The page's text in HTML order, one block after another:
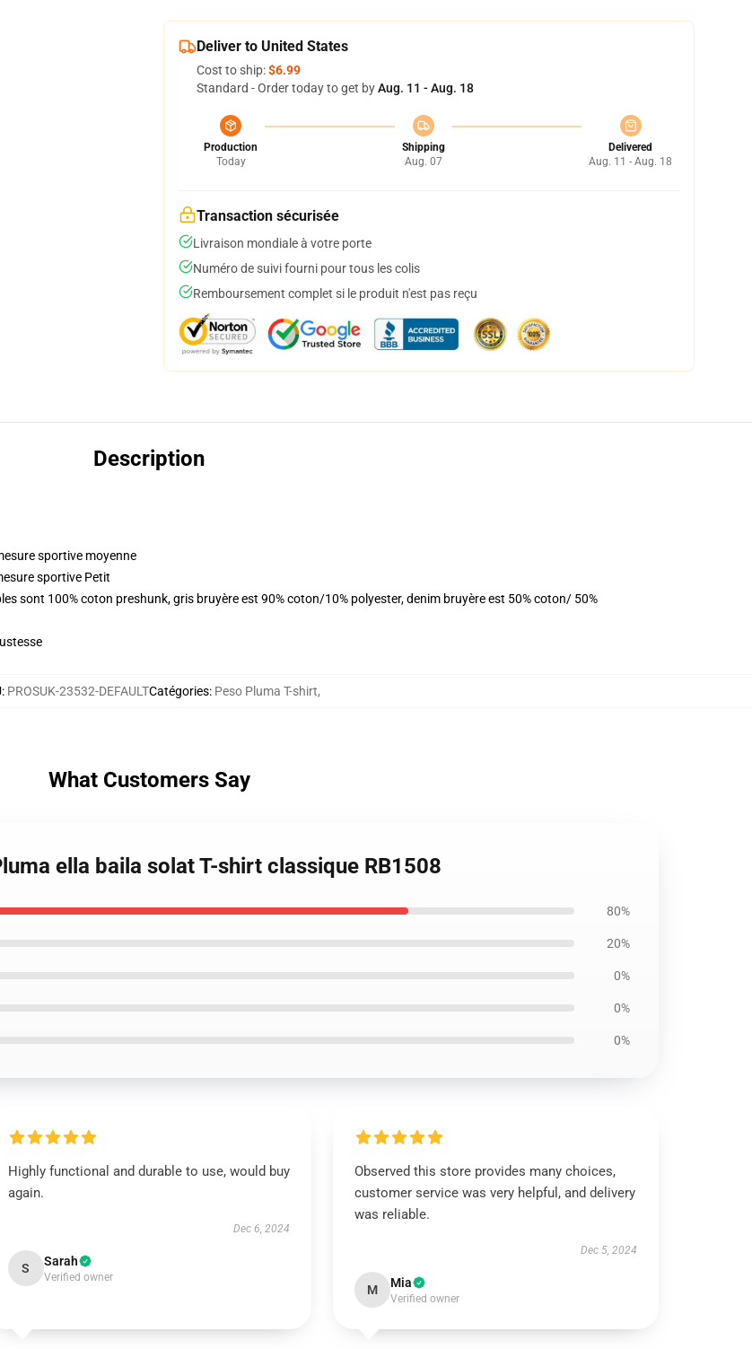
Deliver to United States
Cost to ship:$6.99
Standard - Order today to get byAug. 11 - Aug. 18
Production
Today
Shipping
Aug. 07
Delivered
Aug. 11 - Aug. 18
Transaction sécurisée
Livraison mondiale à votre porte
Numéro de suivi fourni pour tous les colis
Remboursement complet si le produit n'est pas reçu
Description
sportive moyenne
sportive Petit
sont 100% coton preshunk, gris bruyère est 90% coton/10% polyester, denim bruyère est 50% coton/ 50%
: PROSUK-23532-DEFAULTCatégories: Peso Pluma T-shirt,
What Customers Say
ella baila solat T-shirt classique RB1508
80%
20%
0%
0%
0%
Highly functional and durable to use, would buy
again.
Dec 6, 2024
S Sarah
Verified owner
Observed this store provides many choices,
customer service was very helpful, and delivery
was reliable.
Dec 5, 2024
M Mia
Verified owner